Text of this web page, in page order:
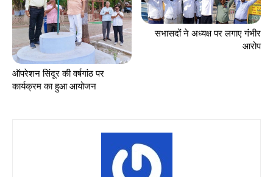
ऑपरेशन सिंदूर की वर्षगांठ पर
कार्यक्रम का हुआ आयोजन
सभासदों ने अध्यक्ष पर लगाए गंभीर
आरोप